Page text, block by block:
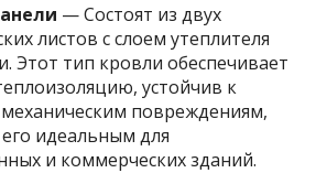
— Состоят из двух
листов с слоем утеплителя
Этот тип кровли обеспечивает
устойчив к
повреждениям,
идеальным для
и коммерческих зданий.